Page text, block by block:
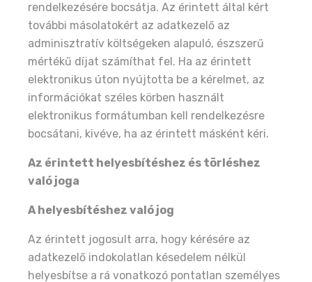
rendelkezésére bocsátja. Az érintett által kért
további másolatokért az adatkezelő az
adminisztratív költségeken alapuló, észszerű
mértékű díjat számíthat fel. Ha az érintett
elektronikus úton nyújtotta be a kérelmet, az
információkat széles körben használt
elektronikus formátumban kell rendelkezésre
bocsátani, kivéve, ha az érintett másként kéri.
Az érintett helyesbítéshez és törléshez
való joga
A helyesbítéshez való jog
Az érintett jogosult arra, hogy kérésére az
adatkezelő indokolatlan késedelem nélkül
helyesbítse a rá vonatkozó pontatlan személyes